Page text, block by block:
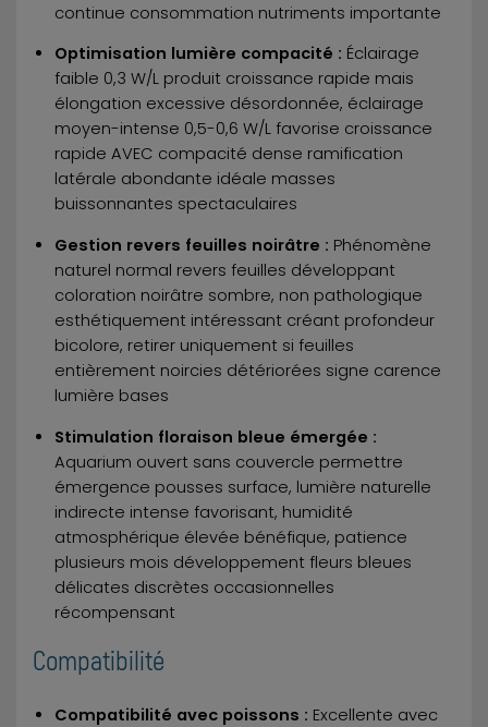
continue consommation nutriments importante
Optimisation lumière compacité : Éclairage
faible 0,3 W/L produit croissance rapide mais
élongation excessive désordonnée, éclairage
moyen-intense 0,5-0,6 W/L favorise croissance
rapide AVEC compacité dense ramification
latérale abondante idéale masses
buissonnantes spectaculaires
Gestion revers feuilles noirâtre : Phénomène
naturel normal revers feuilles développant
coloration noirâtre sombre, non pathologique
esthétiquement intéressant créant profondeur
bicolore, retirer uniquement si feuilles
entièrement noircies détériorées signe carence
lumière bases
Stimulation floraison bleue émergée :
Aquarium ouvert sans couvercle permettre
émergence pousses surface, lumière naturelle
indirecte intense favorisant, humidité
atmosphérique élevée bénéfique, patience
plusieurs mois développement fleurs bleues
délicates discrètes occasionnelles
récompensant
Compatibilité
Compatibilité avec poissons : Excellente avec